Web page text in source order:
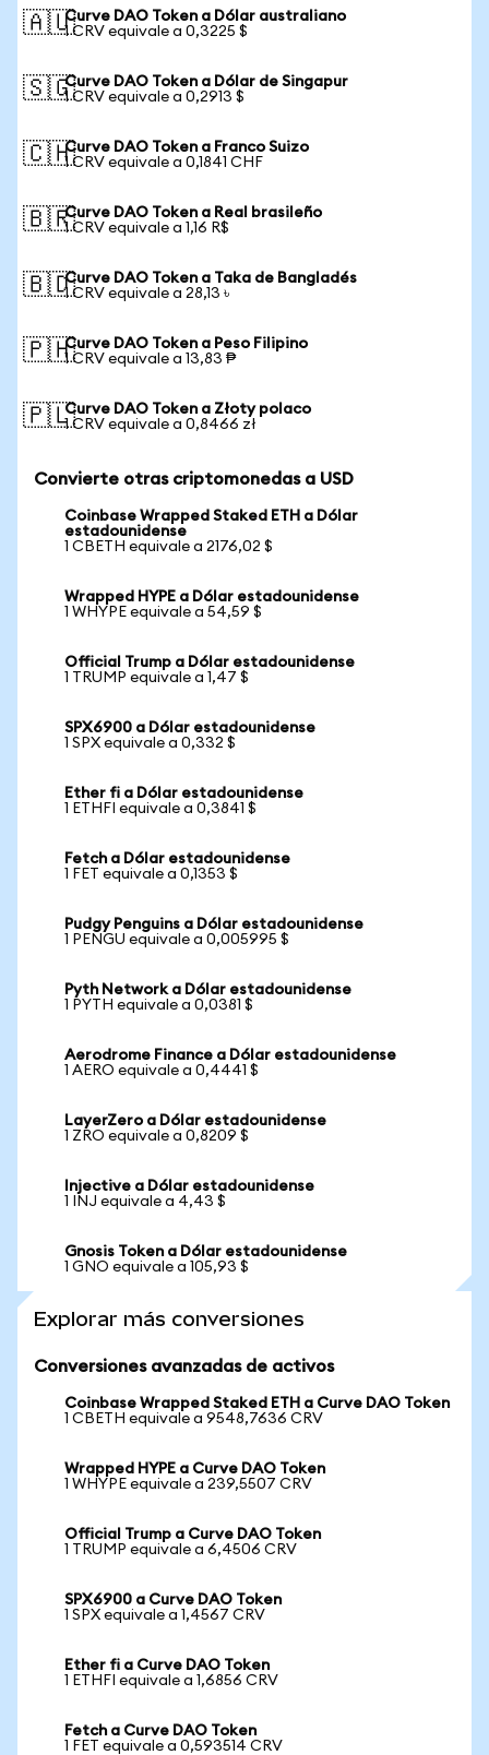
🇦🇺Curve DAO Token a Dólar australiano
1 CRV equivale a 0,3225 $
🇸🇬Curve DAO Token a Dólar de Singapur
1 CRV equivale a 0,2913 $
🇨🇭Curve DAO Token a Franco Suizo
1 CRV equivale a 0,1841 CHF
🇧🇷Curve DAO Token a Real brasileño
1 CRV equivale a 1,16 R$
🇧🇩Curve DAO Token a Taka de Bangladés
1 CRV equivale a 28,13 ৳
🇵🇭Curve DAO Token a Peso Filipino
1 CRV equivale a 13,83 ₱
🇵🇱Curve DAO Token a Złoty polaco
1 CRV equivale a 0,8466 zł
Convierte otras criptomonedas a USD
Coinbase Wrapped Staked ETH a Dólar
estadounidense
1 CBETH equivale a 2176,02 $
Wrapped HYPE a Dólar estadounidense
1 WHYPE equivale a 54,59 $
Official Trump a Dólar estadounidense
1 TRUMP equivale a 1,47 $
SPX6900 a Dólar estadounidense
1 SPX equivale a 0,332 $
Ether fi a Dólar estadounidense
1 ETHFI equivale a 0,3841 $
Fetch a Dólar estadounidense
1 FET equivale a 0,1353 $
Pudgy Penguins a Dólar estadounidense
1 PENGU equivale a 0,005995 $
Pyth Network a Dólar estadounidense
1 PYTH equivale a 0,0381 $
Aerodrome Finance a Dólar estadounidense
1 AERO equivale a 0,4441 $
LayerZero a Dólar estadounidense
1 ZRO equivale a 0,8209 $
Injective a Dólar estadounidense
1 INJ equivale a 4,43 $
Gnosis Token a Dólar estadounidense
1 GNO equivale a 105,93 $
Explorar más conversiones
Conversiones avanzadas de activos
Coinbase Wrapped Staked ETH a Curve DAO Token
1 CBETH equivale a 9548,7636 CRV
Wrapped HYPE a Curve DAO Token
1 WHYPE equivale a 239,5507 CRV
Official Trump a Curve DAO Token
1 TRUMP equivale a 6,4506 CRV
SPX6900 a Curve DAO Token
1 SPX equivale a 1,4567 CRV
Ether fi a Curve DAO Token
1 ETHFI equivale a 1,6856 CRV
Fetch a Curve DAO Token
1 FET equivale a 0,593514 CRV